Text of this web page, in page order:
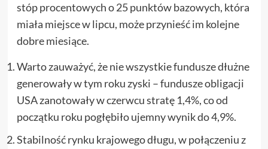
stóp procentowych o 25 punktów bazowych, która
miała miejsce w lipcu, może przynieść im kolejne
dobre miesiące.
Warto zauważyć, że nie wszystkie fundusze dłużne
generowały w tym roku zyski – fundusze obligacji
USA zanotowały w czerwcu stratę 1,4%, co od
początku roku pogłębiło ujemny wynik do 4,9%.
Stabilność rynku krajowego długu, w połączeniu z